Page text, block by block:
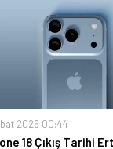
2026 00:44
18 Çıkış Tarihi